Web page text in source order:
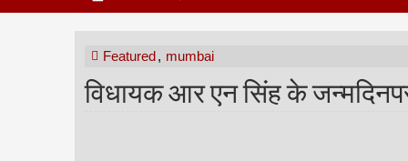
Featured, mumbai
विधायक आर एन सिंह के